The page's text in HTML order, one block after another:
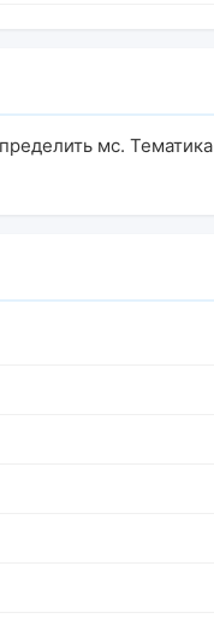
мс. Тематика